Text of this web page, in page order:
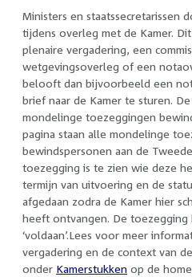
Ministers en staatssecretarissen
tijdens overleg met de Kamer.
plenaire vergadering, een
wetgevingsoverleg of een
belooft dan bijvoorbeeld een
brief naar de Kamer te sturen.
mondelinge toezeggingen
pagina staan alle mondelinge
bewindspersonen aan de
toezegging is te zien wie deze
termijn van uitvoering en de
afgedaan zodra de Kamer hier
heeft ontvangen. De toezegging
‘voldaan’.Lees voor meer
vergadering en de context van
onder Kamerstukken op de